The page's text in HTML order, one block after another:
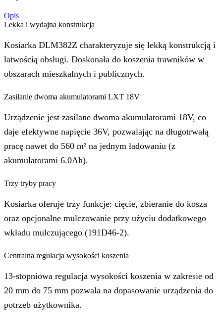
Opis
Lekka i wydajna konstrukcja
Kosiarka DLM382Z charakteryzuje się lekką konstrukcją i
łatwością obsługi. Doskonała do koszenia trawników w
obszarach mieszkalnych i publicznych.
Zasilanie dwoma akumulatorami LXT 18V
Urządzenie jest zasilane dwoma akumulatorami 18V, co
daje efektywne napięcie 36V, pozwalając na długotrwałą
pracę nawet do 560 m² na jednym ładowaniu (z
akumulatorami 6.0Ah).
Trzy tryby pracy
Kosiarka oferuje trzy funkcje: cięcie, zbieranie do kosza
oraz opcjonalne mulczowanie przy użyciu dodatkowego
wkładu mulczującego (191D46-2).
Centralna regulacja wysokości koszenia
13-stopniowa regulacja wysokości koszenia w zakresie od
20 mm do 75 mm pozwala na dopasowanie urządzenia do
potrzeb użytkownika.